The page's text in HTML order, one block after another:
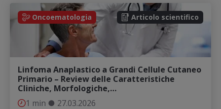
Oncoematologia Articolo scientifico
Linfoma Anaplastico a Grandi Cellule Cutaneo
Primario – Review delle Caratteristiche
Cliniche, Morfologiche,…
1 min ● 27.03.2026